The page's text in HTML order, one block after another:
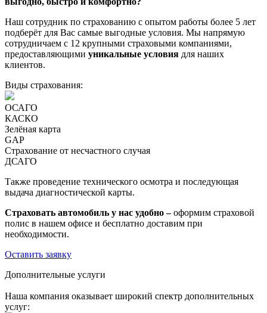
Наш сотрудник по страхованию с опытом работы более 5 лет
подберёт для Вас самые выгодные условия. Мы напрямую
сотрудничаем с 12 крупными страховыми компаниями,
предоставляющими уникальные условия для наших
клиентов.
Виды страхования:
ОСАГО
КАСКО
Зелёная карта
GAP
Страхование от несчастного случая
ДСАГО
Также проведение технического осмотра и последующая
выдача диагностической карты.
Страховать автомобиль у нас удобно –оформим страховой
полис в нашем офисе и бесплатно доставим при
необходимости.
Оставить заявку
Дополнительные услуги
Наша компания оказывает широкий спектр дополнительных
услуг: